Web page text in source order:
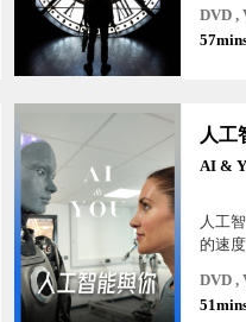
朝九
態，
DVD ,
人工
AI &
人工
的速
體驗
的可
DVD ,